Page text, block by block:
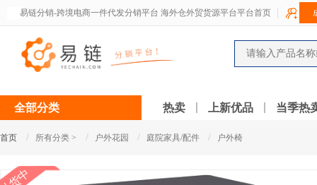
易链分销-跨境电商一件代发分销平台 海外仓外贸货源平台平台首页
全部分类 热卖 上新优品 当季热
首页 / 所有分类 > / 户外花园 / 庭院家具/配件 / 户外椅